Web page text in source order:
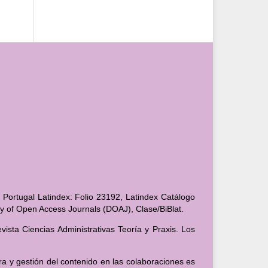
Latindex: Folio 23192, Latindex Catálogo
Open Access Journals (DOAJ), Clase/BiBlat.
Ciencias Administrativas Teoría y Praxis. Los
y gestión del contenido en las colaboraciones es